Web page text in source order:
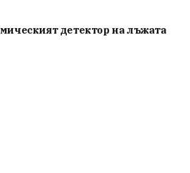
детектор на лъжата